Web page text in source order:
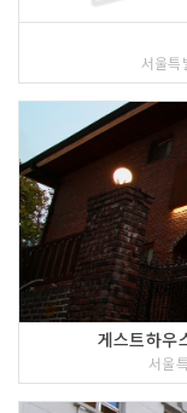
서울특
게스트하우
서울